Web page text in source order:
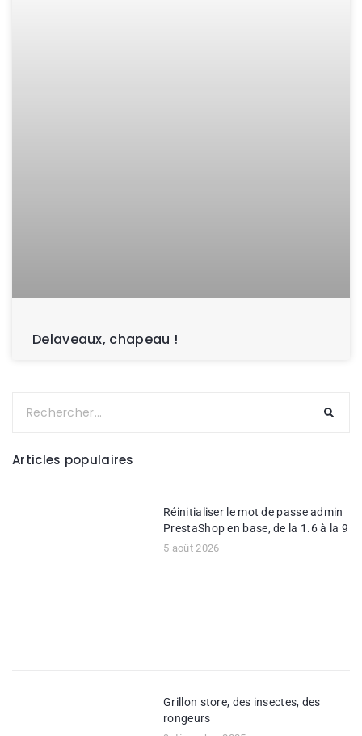
Delaveaux, chapeau !
Articles populaires
Réinitialiser le mot de passe admin
PrestaShop en base, de la 1.6 à la 9
5 août 2026
Grillon store, des insectes, des
rongeurs